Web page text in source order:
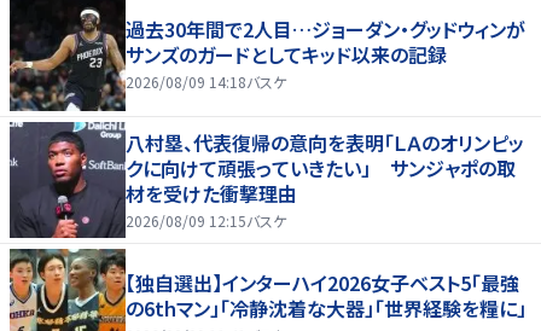
過去30年間で2人目…ジョーダン・グッドウィンが
サンズのガードとしてキッド以来の記録
2026/08/09 14:18バスケ
八村塁、代表復帰の意向を表明「ＬＡのオリンピッ
クに向けて頑張っていきたい」 サンジャポの取
材を受けた衝撃理由
2026/08/09 12:15バスケ
【独自選出】インターハイ2026女子ベスト5「最強
の6thマン」「冷静沈着な大器」「世界経験を糧に」